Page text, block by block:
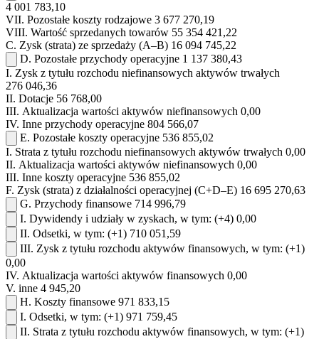
4 001 783,10
VII. Pozostałe koszty rodzajowe 3 677 270,19
VIII. Wartość sprzedanych towarów 55 354 421,22
C. Zysk (strata) ze sprzedaży (A–B) 16 094 745,22
D. Pozostałe przychody operacyjne 1 137 380,43
I. Zysk z tytułu rozchodu niefinansowych aktywów trwałych
276 046,36
II. Dotacje 56 768,00
III. Aktualizacja wartości aktywów niefinansowych 0,00
IV. Inne przychody operacyjne 804 566,07
E. Pozostałe koszty operacyjne 536 855,02
I. Strata z tytułu rozchodu niefinansowych aktywów trwałych 0,00
II. Aktualizacja wartości aktywów niefinansowych 0,00
III. Inne koszty operacyjne 536 855,02
F. Zysk (strata) z działalności operacyjnej (C+D–E) 16 695 270,63
G. Przychody finansowe 714 996,79
I. Dywidendy i udziały w zyskach, w tym: (+4) 0,00
II. Odsetki, w tym: (+1) 710 051,59
III. Zysk z tytułu rozchodu aktywów finansowych, w tym: (+1)
0,00
IV. Aktualizacja wartości aktywów finansowych 0,00
V. inne 4 945,20
H. Koszty finansowe 971 833,15
I. Odsetki, w tym: (+1) 971 759,45
II. Strata z tytułu rozchodu aktywów finansowych, w tym: (+1)